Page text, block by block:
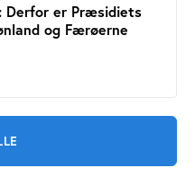
Derfor er Præsidiets
og Færøerne